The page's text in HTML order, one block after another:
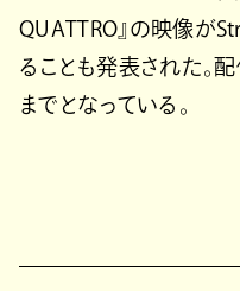
QUATTRO』の映像が
ることも発表された。
までとなっている。